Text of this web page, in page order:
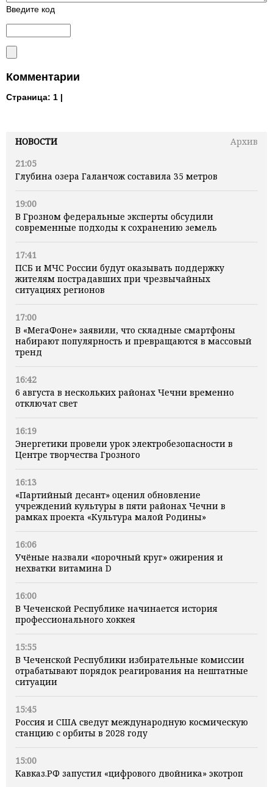
НОВОСТИ
Архив
21:05
Глубина озера Галанчож составила 35 метров
19:00
В Грозном федеральные эксперты обсудили
современные подходы к сохранению земель
17:41
ПСБ и МЧС России будут оказывать поддержку
жителям пострадавших при чрезвычайных
ситуациях регионов
17:00
В «МегаФоне» заявили, что складные смартфоны
набирают популярность и превращаются в массовый
тренд
16:42
6 августа в нескольких районах Чечни временно
отключат свет
16:19
Энергетики провели урок электробезопасности в
Центре творчества Грозного
16:13
«Партийный десант» оценил обновление
учреждений культуры в пяти районах Чечни в
рамках проекта «Культура малой Родины»
16:06
Учёные назвали «порочный круг» ожирения и
нехватки витамина D
16:00
В Чеченской Республике начинается история
профессионального хоккея
15:55
В Чеченской Республики избирательные комиссии
отрабатывают порядок реагирования на нештатные
ситуации
15:45
Россия и США сведут международную космическую
станцию с орбиты в 2028 году
15:00
Кавказ.РФ запустил «цифрового двойника» экотроп
Введите код
Комментарии
Страница: 1 |